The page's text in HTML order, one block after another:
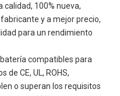
calidad, 100% nueva,
y a mejor precio,
para un rendimiento
batería compatibles para
CE, UL, ROHS,
o superan los requisitos